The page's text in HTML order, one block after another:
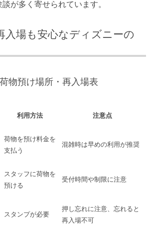
が多く寄せられています。
入場も安心なディズニーの
物預け場所・再入場表
利用方法 注意点
荷物を預け料金を
支払う
混雑時は早めの利用が推奨
スタッフに荷物を
預ける
受付時間や制限に注意
スタンプが必要
押し忘れに注意、忘れると
再入場不可